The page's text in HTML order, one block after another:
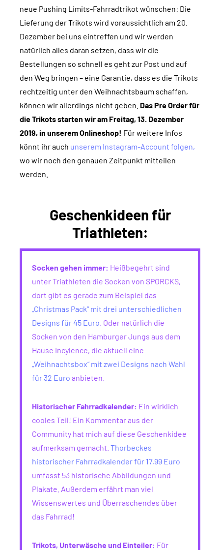
neue Pushing Limits-Fahrradtrikot wünschen: Die
Lieferung der Trikots wird voraussichtlich am 20.
Dezember bei uns eintreffen und wir werden
natürlich alles daran setzen, dass wir die
Bestellungen so schnell es geht zur Post und auf
den Weg bringen – eine Garantie, dass es die Trikots
rechtzeitig unter den Weihnachtsbaum schaffen,
können wir allerdings nicht geben. Das Pre Order für
die Trikots starten wir am Freitag, 13. Dezember
2019, in unserem Onlineshop! Für weitere Infos
könnt ihr auch unserem Instagram-Account folgen,
wo wir noch den genauen Zeitpunkt mitteilen
werden.
Geschenkideen für
Triathleten:
Socken gehen immer: Heißbegehrt sind
unter Triathleten die Socken von SPORCKS,
dort gibt es gerade zum Beispiel das
„Christmas Pack“ mit drei unterschiedlichen
Designs für 45 Euro . Oder natürlich die
Socken von den Hamburger Jungs aus dem
Hause Incylence, die aktuell eine
„Weihnachtsbox“ mit zwei Designs nach Wahl
für 32 Euro anbieten.
Historischer Fahrradkalender: Ein wirklich
cooles Teil! Ein Kommentar aus der
Community hat mich auf diese Geschenkidee
aufmerksam gemacht. Thorbeckes
historischer Fahrradkalender für 17,99 Euro
umfasst 53 historische Abbildungen und
Plakate. Außerdem erfährt man viel
Wissenswertes und Überraschendes über
das Fahrrad!
Trikots, Unterwäsche und Einteiler: Für